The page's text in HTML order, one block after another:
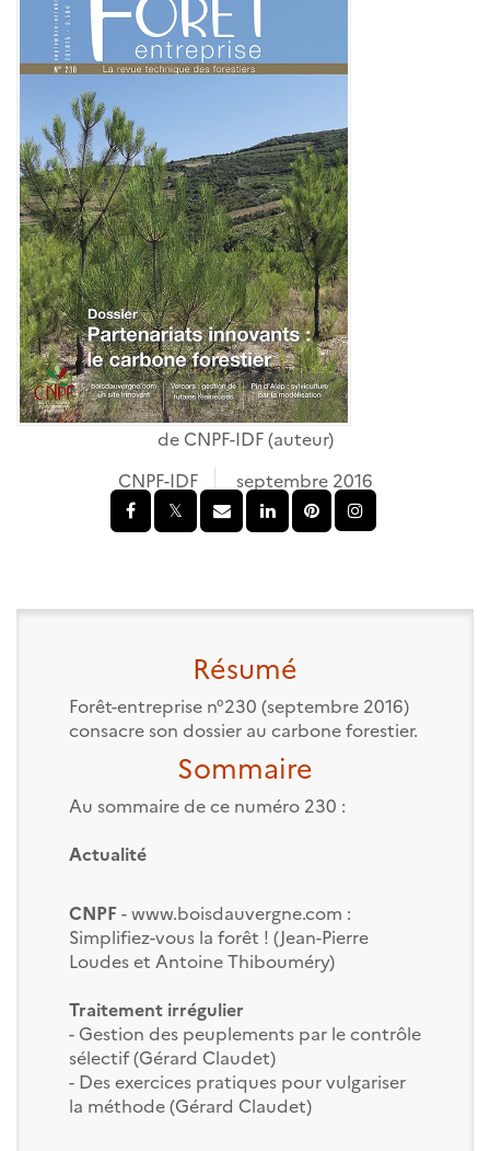
de CNPF-IDF(auteur)
CNPF-IDF
septembre 2016
Résumé
Forêt-entreprise n°230 (septembre 2016)
consacre son dossier au carbone forestier.
Sommaire
Au sommaire de ce numéro 230 :
Actualité
CNPF- www.boisdauvergne.com :
Simplifiez-vous la forêt ! (Jean-Pierre
Loudes et Antoine Thibouméry)
Traitement irrégulier
- Gestion des peuplements par le contrôle
sélectif (Gérard Claudet)
- Des exercices pratiques pour vulgariser
la méthode (Gérard Claudet)